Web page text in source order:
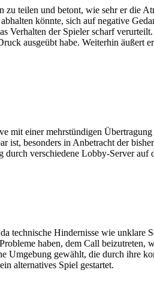
teilen und betont, wie sehr er die
könnte, sich auf negative
Verhalten der Spieler scharf
ausgeübt habe. Weiterhin
mit einer mehrstündigen
besonders in Anbetracht der
verschiedene Lobby-Server
technische Hindernisse wie
haben, dem Call
Umgebung gewählt, die durch ihre
alternatives Spiel gestartet.